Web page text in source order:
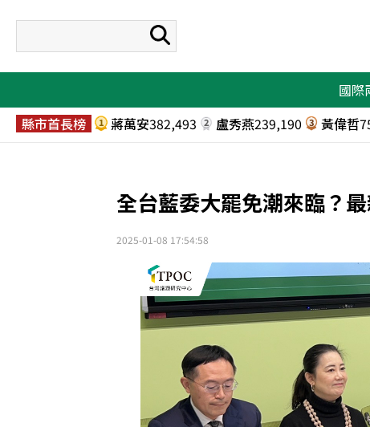
國際
府院首長榜 李洋114,534 徐佳青102,175 卓榮泰
縣市首長榜
1 蔣萬安382,493 2 盧秀燕239,190 3 黃偉哲
全台藍委大罷免潮來臨？
2025-01-08 17:54:58